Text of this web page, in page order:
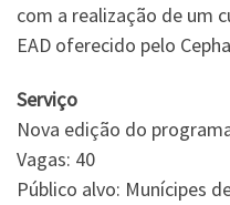
com a realização de um
EAD oferecido pelo
Serviço
Nova edição do
Vagas: 40
Público alvo: Munícipes